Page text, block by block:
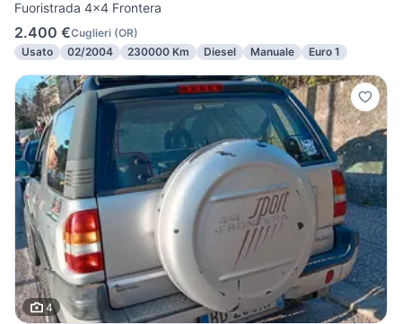
Fuoristrada 4x4 Frontera
2.400 €Cuglieri (OR)
Usato
02/2004 230000 Km Diesel Manuale Euro 1
4